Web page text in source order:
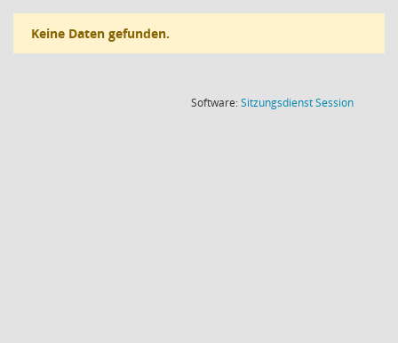
Keine Daten gefunden.
Software:SitzungsdienstSession(Wird in